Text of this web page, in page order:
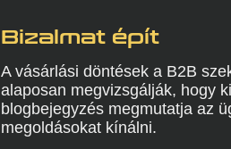
Bizalmat épít
A vásárlási döntések a B2B
alaposan megvizsgálják, hogy
blogbejegyzés megmutatja az
megoldásokat kínálni.